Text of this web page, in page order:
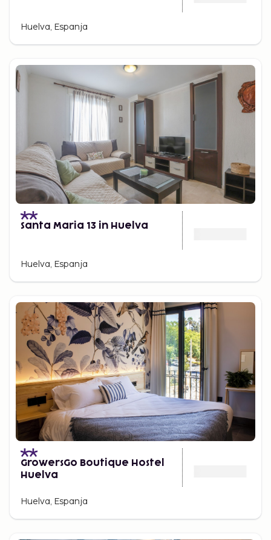
Huelva, Espanja
Santa Maria 13 in Huelva
Huelva, Espanja
GrowersGo Boutique Hostel
Huelva
Huelva, Espanja